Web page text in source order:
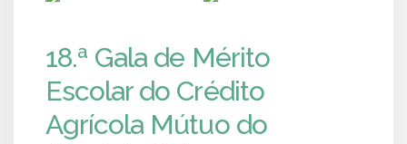
18.ª Gala de Mérito
Escolar do Crédito
Agrícola Mútuo do